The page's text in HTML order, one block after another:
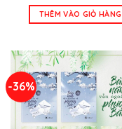
là:
218.000 ₫.
THÊM VÀO GIỎ HÀNG
-36%